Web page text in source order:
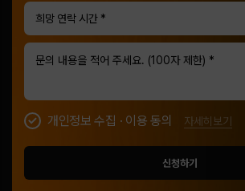
희망 연락 시간 *
개인정보 수집 · 이용 동의 자세히보기
신청하기